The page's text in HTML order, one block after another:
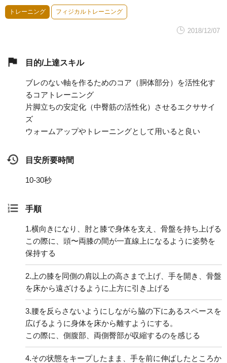
トレーニング フィジカルトレーニング
2018/12/07
目的/上達スキル
ブレのない軸を作るためのコア（胴体部分）を活性化す
るコアトレーニング
片脚立ちの安定化（中臀筋の活性化）させるエクササイ
ズ
ウォームアップやトレーニングとして用いると良い
目安所要時間
10-30秒
手順
1.横向きになり、肘と膝で身体を支え、骨盤を持ち上げる
この際に、頭〜両膝の間が一直線上になるように姿勢を
保持する
2. 上の膝を同側の肩以上の高さまで上げ、手を開き、骨盤
を床から遠ざけるように上方に引き上げる
3.腰を反らさないようにしながら脇の下にあるスペースを
広げるように身体を床から離すようにする。
この際に、側腹部、両側臀部が収縮するのを感じる
4.その状態をキープしたまま、手を前に伸ばしたところか